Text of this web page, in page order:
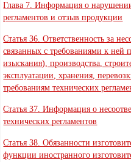
Глава 7. Информация о
регламентов и отзыв продукции
Статья 36. Ответственность за
связанных с требованиями к ней
изыскания), производства,
эксплуатации, хранения,
требованиям технических
Статья 37. Информация о
технических регламентов
Статья 38. Обязанности
функции иностранного